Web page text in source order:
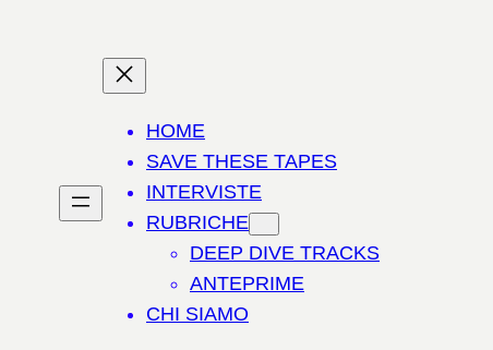
HOME
SAVE THESE TAPES
INTERVISTE
RUBRICHE
DEEP DIVE TRACKS
ANTEPRIME
CHI SIAMO